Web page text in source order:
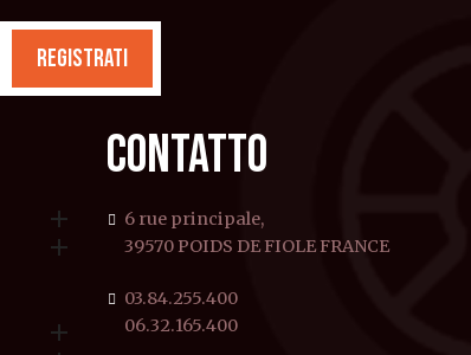
REGISTRATI



CONTATTO
6 rue principale,
39570 POIDS DE FIOLE FRANCE
03.84.255.400
06.32.165.400